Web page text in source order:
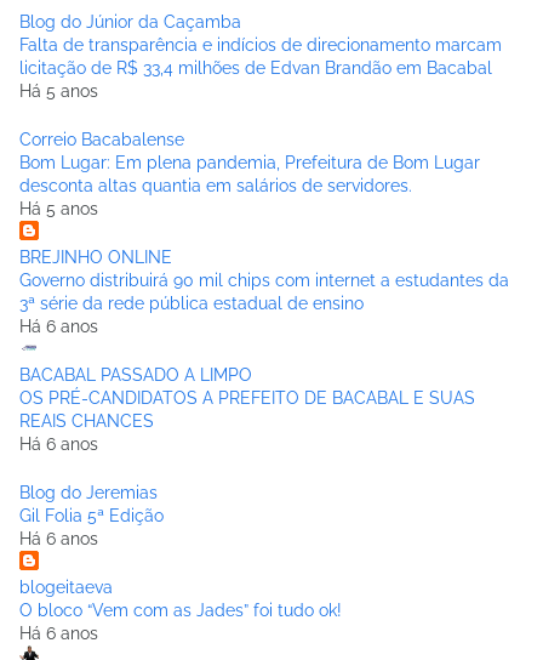
Blog do Júnior da Caçamba
Falta de transparência e indícios de direcionamento marcam
licitação de R$ 33,4 milhões de Edvan Brandão em Bacabal
Há 5 anos
Correio Bacabalense
Bom Lugar: Em plena pandemia, Prefeitura de Bom Lugar
desconta altas quantia em salários de servidores.
Há 5 anos
BREJINHO ONLINE
Governo distribuirá 90 mil chips com internet a estudantes da
3ª série da rede pública estadual de ensino
Há 6 anos
BACABAL PASSADO A LIMPO
OS PRÉ-CANDIDATOS A PREFEITO DE BACABAL E SUAS
REAIS CHANCES
Há 6 anos
Blog do Jeremias
Gil Folia 5ª Edição
Há 6 anos
blogeitaeva
O bloco “Vem com as Jades” foi tudo ok!
Há 6 anos